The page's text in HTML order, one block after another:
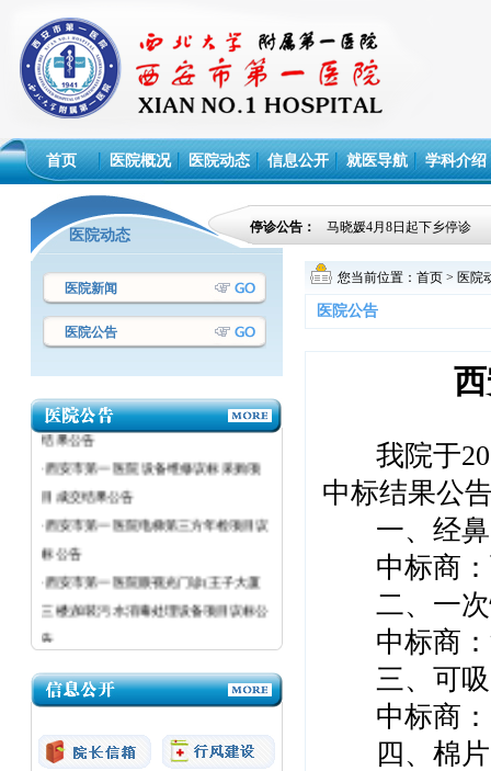
首页 医院概况 医院动态 信息公开 就医导航 学科介绍
医院动态 停诊公告： 马晓媛4月8日起下乡停诊
医院新闻
医院公告
·西安市第一医院设备议标采购项目成交
·西安市第一医院设备议标采购项目成交
结果公告
·西安市第一医院医疗设备议标公告
·西安市第一医院粉巷院区强制性清洁生
产审核（二次）采购项目成交结果公告
您当前位置： 首页 > 医院
医院公告
我院于
中标结果公
一、经鼻
中标商：
二、一次
中标商：
三、可吸
中标商：
四、棉